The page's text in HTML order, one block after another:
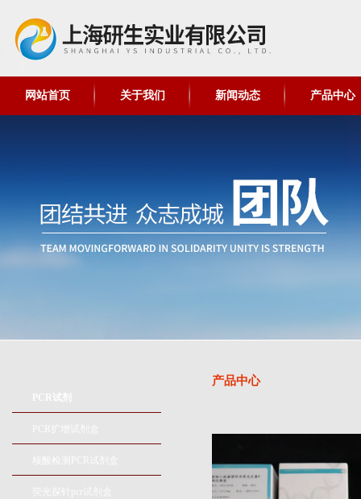
网站首页 关于我们 新闻动态 产品中心
PCR试剂
PCR扩增试剂盒
核酸检测PCR试剂盒
荧光探针pcr试剂盒
产品中心